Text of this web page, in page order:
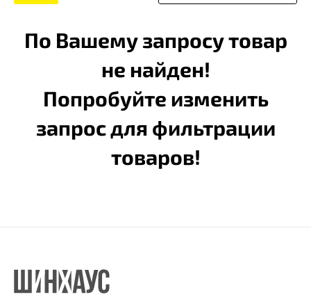
По Вашему запросу товар
не найден!
Попробуйте изменить
запрос для фильтрации
товаров!